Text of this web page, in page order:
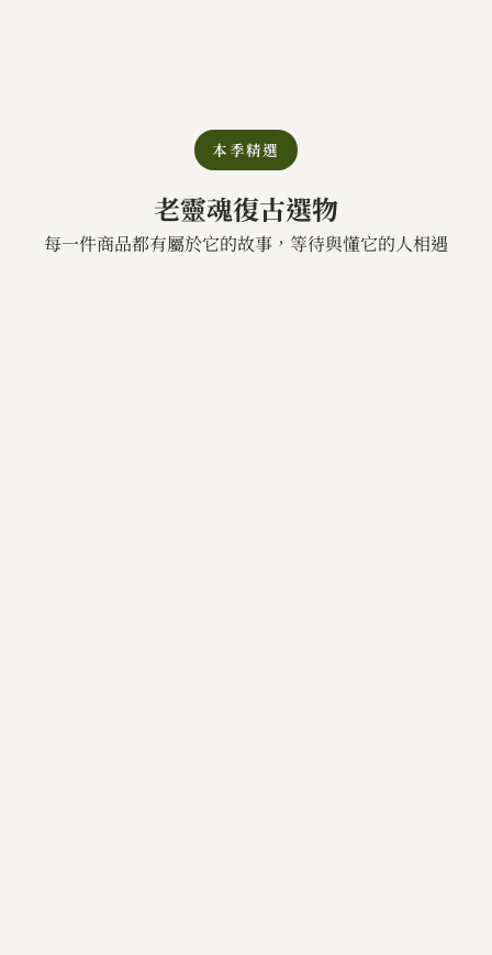
本季精選
老靈魂復古選物
每一件商品都有屬於它的故事，等待與懂它的人相遇